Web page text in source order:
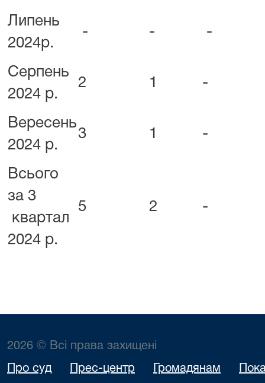
Липень
2024р.
- - -
Серпень
2024 р.
2 1 -
Вересень
2024 р.
3 1 -
Всього
за 3
квартал
2024 р.
5 2 -
2026 © Всі права захищені
Про суд Прес-центр Громадянам